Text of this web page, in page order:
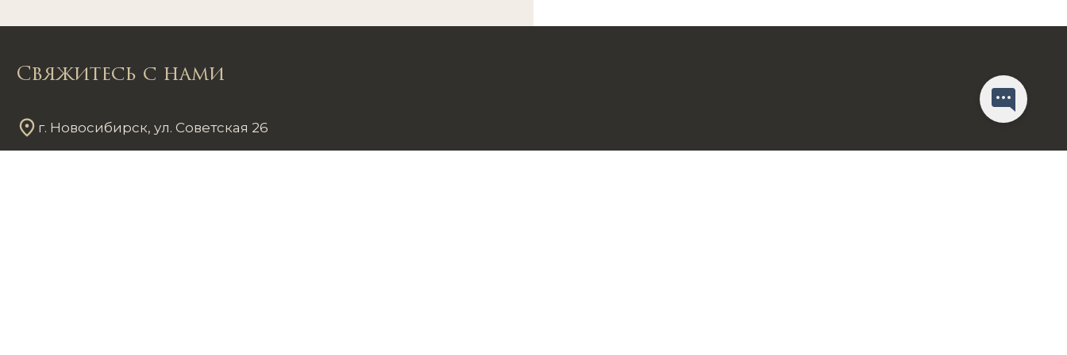
Свяжитесь с нами
г. Новосибирск, ул. Советская 26